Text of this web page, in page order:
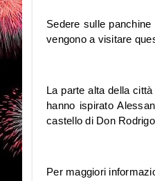
Sedere sulle
vengono a visitare
La parte alta della
hanno ispirato
castello di Don
Per maggiori